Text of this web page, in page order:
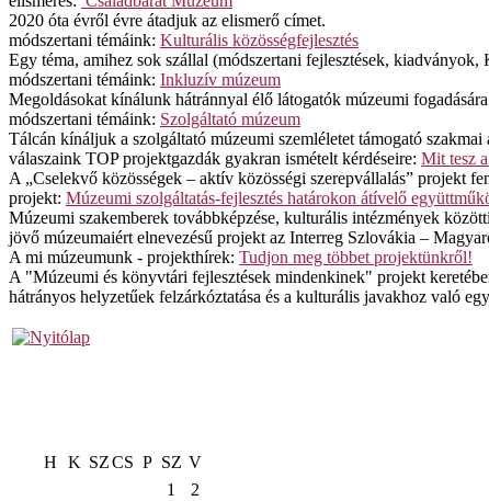
2020 óta évről évre átadjuk az elismerő címet.
módszertani témáink: Kulturális közösségfejlesztés
Egy téma, amihez sok szállal (módszertani fejlesztések,
módszertani témáink: Inkluzív múzeum
Megoldásokat kínálunk hátránnyal élő látogatók múzeumi
módszertani témáink: Szolgáltató múzeum
Tálcán kínáljuk a szolgáltató múzeumi szemléletet támogató szakmai
válaszaink TOP projektgazdák gyakran ismételt kérdéseire: Mit tesz
A „Cselekvő közösségek – aktív közösségi szerepvállalás” projekt
projekt: Múzeumi szolgáltatás-fejlesztés határokon átívelő
Múzeumi szakemberek továbbképzése, kulturális intézmények
jövő múzeumaiért elnevezésű projekt az Interreg Szlovákia –
A mi múzeumunk - projekthírek: Tudjon meg többet projektünkről!
A "Múzeumi és könyvtári fejlesztések mindenkinek" projekt
hátrányos helyzetűek felzárkóztatása és a kulturális javakhoz való
H K SZCS P SZ V
1
2